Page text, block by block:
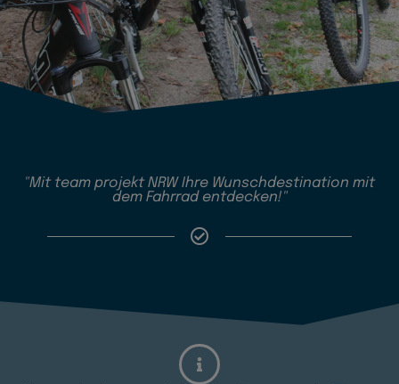
"Mit team projekt NRW Ihre Wunschdestination mit
dem Fahrrad entdecken!"